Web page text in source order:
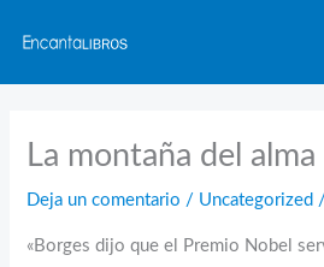
contenido
La montaña del alma
Deja un comentario / Uncategorized
«Borges dijo que el Premio Nobel